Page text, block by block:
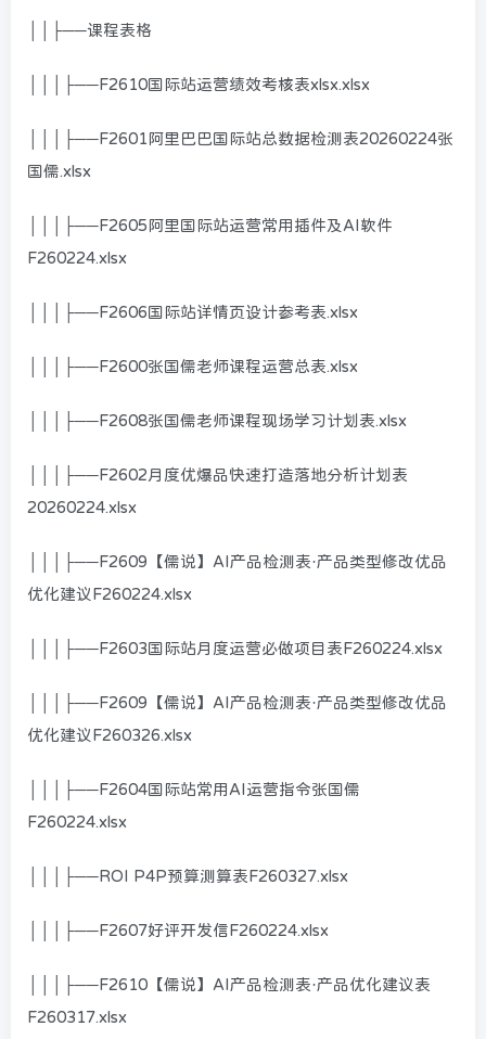
││├──课程表格
│││├──F2610国际站运营绩效考核表xlsx.xlsx
│││├──F2601阿里巴巴国际站总数据检测表20260224张
国儒.xlsx
│││├──F2605阿里国际站运营常用插件及AI软件
F260224.xlsx
│││├──F2606国际站详情页设计参考表.xlsx
│││├──F2600张国儒老师课程运营总表.xlsx
│││├──F2608张国儒老师课程现场学习计划表.xlsx
│││├──F2602月度优爆品快速打造落地分析计划表
20260224.xlsx
│││├──F2609【儒说】AI产品检测表·产品类型修改优品
优化建议F260224.xlsx
│││├──F2603国际站月度运营必做项目表F260224.xlsx
│││├──F2609【儒说】AI产品检测表·产品类型修改优品
优化建议F260326.xlsx
│││├──F2604国际站常用AI运营指令张国儒
F260224.xlsx
│││├──ROI P4P预算测算表F260327.xlsx
│││├──F2607好评开发信F260224.xlsx
│││├──F2610【儒说】AI产品检测表·产品优化建议表
F260317.xlsx